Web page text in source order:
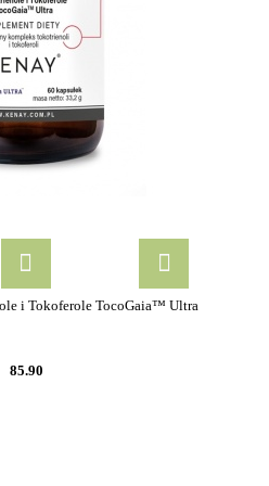
i Tokoferole TocoGaia™ Ultra
85.90